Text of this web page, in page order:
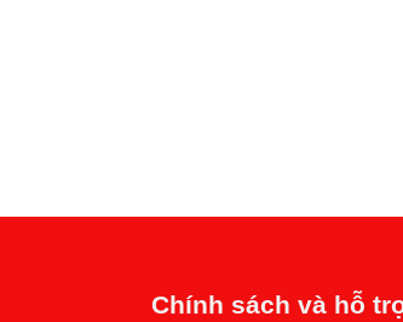
Chính sách và hỗ